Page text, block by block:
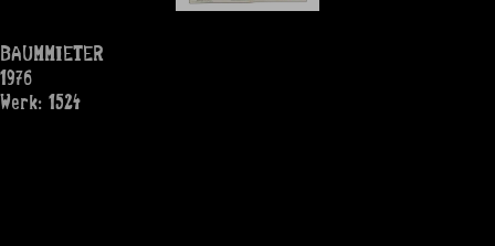
BAUMMIETER
1976
Werk: 1524